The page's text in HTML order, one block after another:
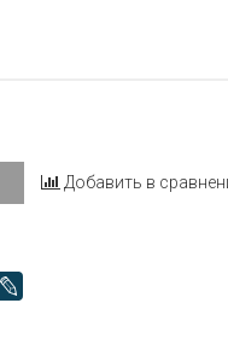
Добавить в